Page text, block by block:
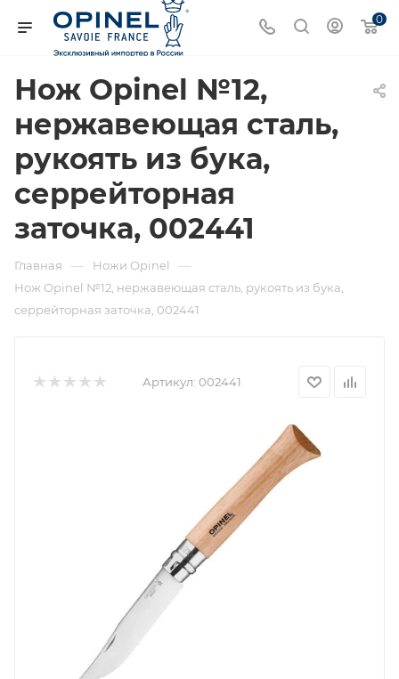
0
Нож Opinel №12,
нержавеющая сталь,
рукоять из бука,
серрейторная
заточка, 002441
Главная — Ножи Opinel —
Нож Opinel №12, нержавеющая сталь, рукоять из бука,
серрейторная заточка, 002441
Артикул: 002441